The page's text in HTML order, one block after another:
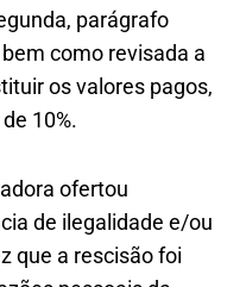
parágrafo
bem como revisada a
os valores pagos,
10%.
ofertou
de ilegalidade e/ou
que a rescisão foi